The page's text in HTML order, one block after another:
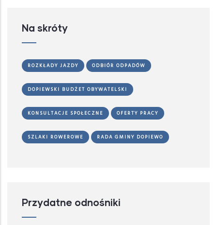
Na skróty
ROZKŁADY JAZDY ODBIÓR ODPADÓW
DOPIEWSKI BUDŻET OBYWATELSKI
KONSULTACJE SPOŁECZNE OFERTY PRACY
SZLAKI ROWEROWE RADA GMINY DOPIEWO
Przydatne odnośniki